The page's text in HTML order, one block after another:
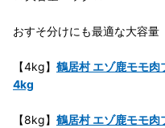
おすそ分けにも最適な大容量
【4kg】 鶴居村 エゾ鹿モモ
4kg
【8kg】 鶴居村 エゾ鹿モモ